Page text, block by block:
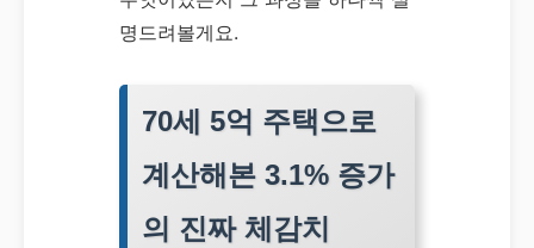
명드려볼게요.
70세 5억 주택으로
계산해본 3.1% 증가
의 진짜 체감치